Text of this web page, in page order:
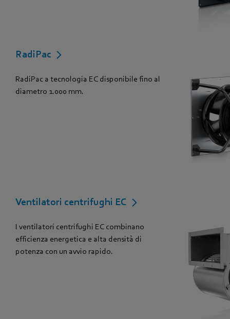
RadiPac
RadiPac a tecnologia EC disponibile fino al
diametro 1.000 mm.
Ventilatori centrifughi EC
I ventilatori centrifughi EC combinano
efficienza energetica e alta densità di
potenza con un avvio rapido.